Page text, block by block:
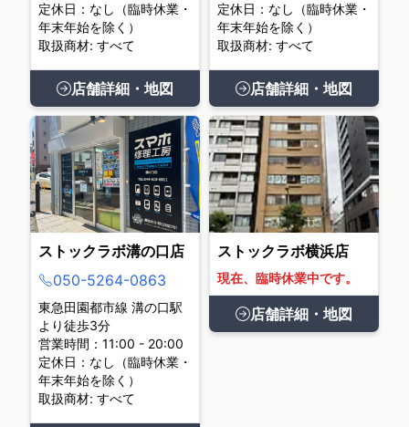
定休日：なし（臨時休業・
年末年始を除く）
取扱商材: すべて
店舗詳細・地図
定休日：なし（臨時休業・
年末年始を除く）
取扱商材: すべて
店舗詳細・地図
ストックラボ溝の口店
050-5264-0863
東急田園都市線 溝の口駅
より徒歩3分
営業時間：11:00 - 20:00
定休日：なし（臨時休業・
年末年始を除く）
取扱商材: すべて
ストックラボ横浜店
現在、臨時休業中です。
店舗詳細・地図